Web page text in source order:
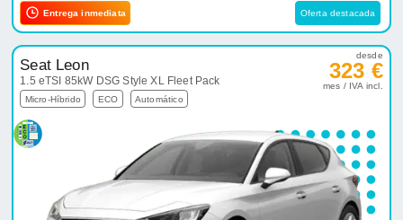
Entrega inmediata Oferta destacada
Seat Leon
1.5 eTSI 85kW DSG Style XL Fleet Pack
Micro-Híbrido ECO Automático
desde
323 €
mes / IVA incl.